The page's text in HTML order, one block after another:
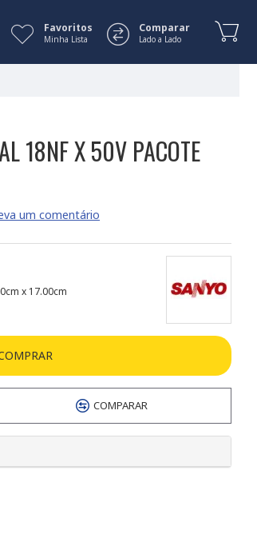
Favoritos
Minha Lista
Comparar
Lado a Lado
18NF X 50V PACOTE
um comentário
x 17.00cm
COMPARAR